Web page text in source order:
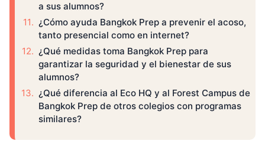
a sus alumnos?
¿Cómo ayuda Bangkok Prep a prevenir el acoso,
tanto presencial como en internet?
¿Qué medidas toma Bangkok Prep para
garantizar la seguridad y el bienestar de sus
alumnos?
¿Qué diferencia al Eco HQ y al Forest Campus de
Bangkok Prep de otros colegios con programas
similares?